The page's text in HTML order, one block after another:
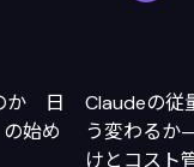
か 日
始め
Claudeの従
う変わるか
けとコスト